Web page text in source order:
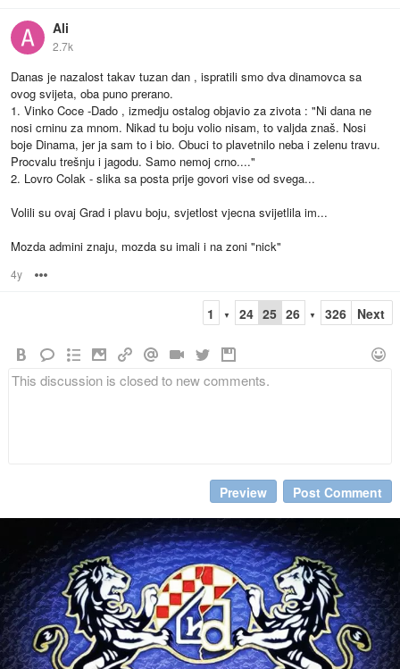
Ali
2.7k
Danas je nazalost takav tuzan dan , ispratili smo dva dinamovca sa
ovog svijeta, oba puno prerano.
1. Vinko Coce -Dado , izmedju ostalog objavio za zivota : "Ni dana ne
nosi crninu za mnom. Nikad tu boju volio nisam, to valjda znaš. Nosi
boje Dinama, jer ja sam to i bio. Obuci to plavetnilo neba i zelenu travu.
Procvalu trešnju i jagodu. Samo nemoj crno...."
2. Lovro Colak - slika sa posta prije govori vise od svega...
Volili su ovaj Grad i plavu boju, svjetlost vjecna svijetlila im...
Mozda admini znaju, mozda su imali i na zoni "nick"
4y
1 ▼ 24 25 26 ▼ 326 Next